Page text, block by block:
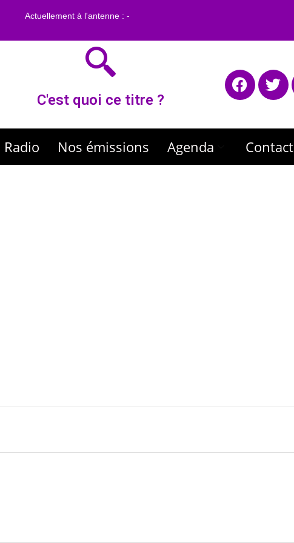
C'est quoi ce titre ?
Radio Nos émissions Agenda Contact